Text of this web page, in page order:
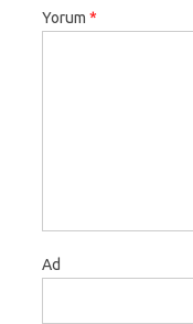
Yorum *
Ad